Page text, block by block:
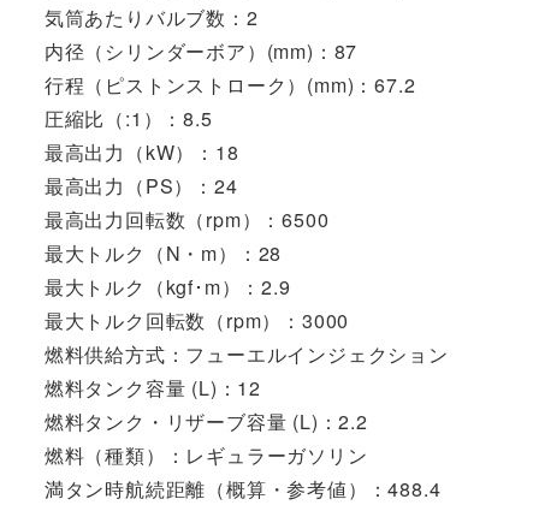
気筒あたりバルブ数：2
内径（シリンダーボア）(mm)：87
行程（ピストンストローク）(mm)：67.2
圧縮比（:1）：8.5
最高出力（kW）：18
最高出力（PS）：24
最高出力回転数（rpm）：6500
最大トルク（N・m）：28
最大トルク（kgf･m）：2.9
最大トルク回転数（rpm）：3000
燃料供給方式：フューエルインジェクション
燃料タンク容量 (L)：12
燃料タンク・リザーブ容量 (L)：2.2
燃料（種類）：レギュラーガソリン
満タン時航続距離（概算・参考値）：488.4